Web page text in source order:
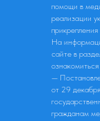
помощи в
реализации
На
сайте в
—
от 29
гражданам